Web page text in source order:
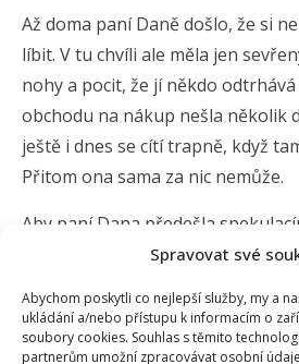
Spravovat své
Abychom poskytli co nejlepší služby, my a
ukládání a/nebo přístupu k informacím o
soubory cookies. Souhlas s těmito
partnerům umožní zpracovávat osobní
Až doma paní Daně došlo, že si
líbit. V tu chvíli ale měla jen
nohy a pocit, že jí někdo
obchodu na nákup nešla několik
ještě i dnes se cítí trapně, když
Přitom ona sama za nic nemůže.
Aby paní Dana předešla
obchodu jednala z rasových
sympatická, zhruba třicetiletá
jsou blonďatí andílci.